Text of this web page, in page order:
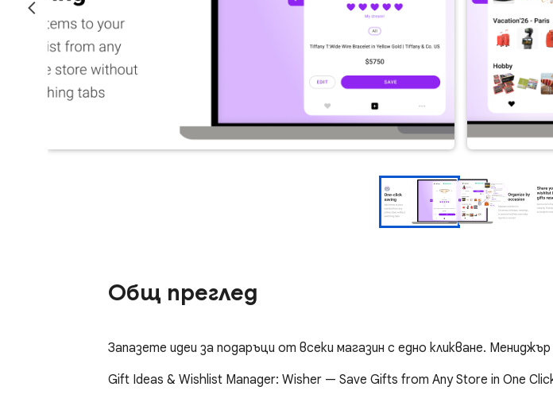
Общ преглед
Запазете идеи за подаръци от всеки магазин с едно кликване. Мениджър
Gift Ideas & Wishlist Manager: Wisher — Save Gifts from Any Store in One